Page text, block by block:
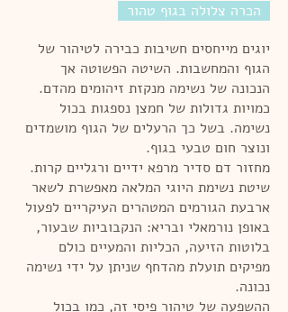
הכרה צלולה בגוף טהור
יוגים מייחסים חשיבות כבירה לטיהור של
הגוף והמחשבות. השיטה הפשוטה אך
הנכונה של נשימה מנקזת זיהומים מהדם.
כמויות גדולות של חמצן נספגות בכול
נשימה. בשל כך הרעלים של הגוף מושמדים
ונוצר חום טבעי בגוף.
מחזור דם סדיר מרפא ידיים ורגליים קרות.
שיטת נשימת היוגי המלאה מאפשרת לשאר
ארבעת הגורמים המטהרים העיקריים לפעול
באופן נורמאלי ובריא: הנקבוביות שבעור,
בלוטות הזיעה, הכליות והמעיים כולם
מפיקים תועלת מהדחף שניתן על ידי נשימה
נכונה.
ההשפעה של טיהור פיסי זה, כמו בכול